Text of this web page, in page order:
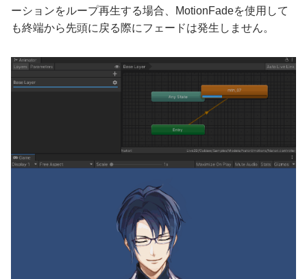
ーションをループ再生する場合、MotionFadeを使用して
も終端から先頭に戻る際にフェードは発生しません。